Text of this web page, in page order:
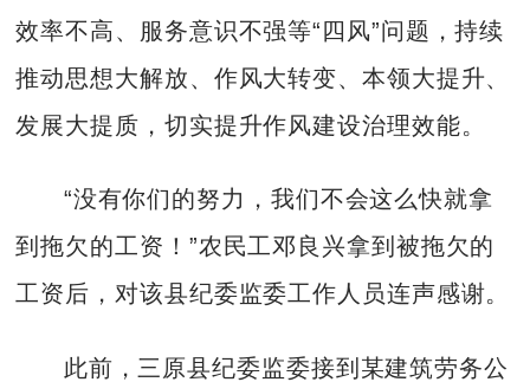
效率不高、服务意识不强等“四风”问题，持续
推动思想大解放、作风大转变、本领大提升、
发展大提质，切实提升作风建设治理效能。
“没有你们的努力，我们不会这么快就拿
到拖欠的工资！”农民工邓良兴拿到被拖欠的
工资后，对该县纪委监委工作人员连声感谢。
此前，三原县纪委监委接到某建筑劳务公